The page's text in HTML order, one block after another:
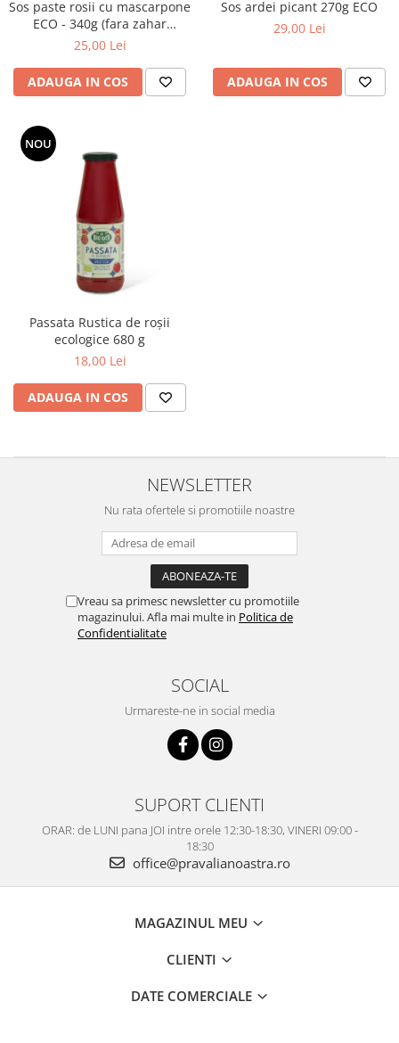
Sos paste rosii cu mascarpone
ECO - 340g (fara zahar
adaugat)
25,00 Lei
ADAUGA IN COS
Sos ardei picant 270g ECO
29,00 Lei
ADAUGA IN COS
NOU
Passata Rustica de roșii
ecologice 680 g
18,00 Lei
ADAUGA IN COS
NEWSLETTER
Nu rata ofertele si promotiile noastre
Vreau sa primesc newsletter cu promotiile
magazinului. Afla mai multe in Politica de
Confidentialitate
SOCIAL
Urmareste-ne in social media
SUPORT CLIENTI
ORAR: de LUNI pana JOI intre orele 12:30-18:30, VINERI 09:00 -
18:30
office@pravalianoastra.ro
MAGAZINUL MEU
CLIENTI
DATE COMERCIALE